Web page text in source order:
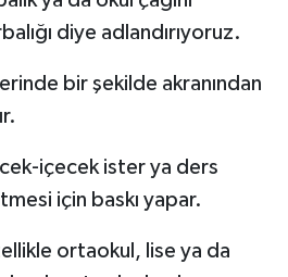
diye adlandırıyoruz.
bir şekilde akranından
içecek ister ya ders
için baskı yapar.
ortaokul, lise ya da